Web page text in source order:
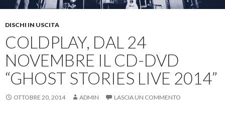
DISCHI IN USCITA
COLDPLAY, DAL 24
NOVEMBRE IL CD-DVD
“GHOST STORIES LIVE 2014”
OTTOBRE 20, 2014 ADMIN LASCIA UN COMMENTO